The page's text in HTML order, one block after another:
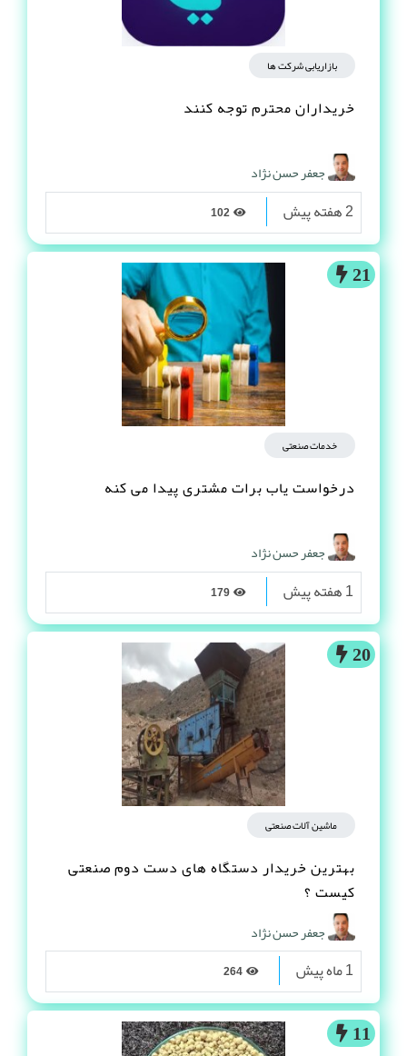
بازاریابی شرکت ها
خریداران محترم توجه کنند
جعفر حسن نژاد
2 هفته پیش
21
خدمات صنعتی
درخواست یاب برات مشتری پیدا می کنه
جعفر حسن نژاد
1 هفته پیش
20
ماشین آلات صنعتی
بهترین خریدار دستگاه های دست دوم صنعتی
کیست ؟
جعفر حسن نژاد
1 ماه پیش
11